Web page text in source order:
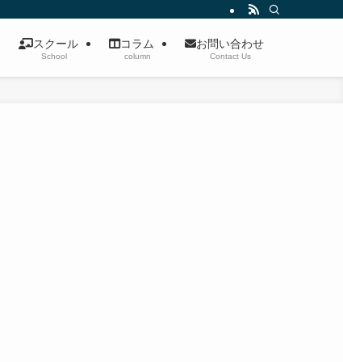
スクール
School
コラム
column
お問い合わせ
Contact Us